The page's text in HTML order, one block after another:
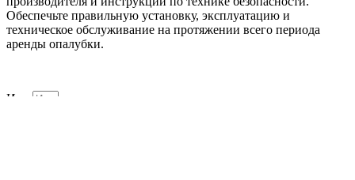
Обеспечьте правильную установку, эксплуатацию и
техническое обслуживание на протяжении всего периода
аренды опалубки.
Имя